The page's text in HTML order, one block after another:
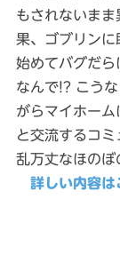
もされないま
果、ゴブリンに
始めてバグだら
なんで!? こう
がらマイホー
と交流するコ
乱万丈なほのぼ
詳しい内容は